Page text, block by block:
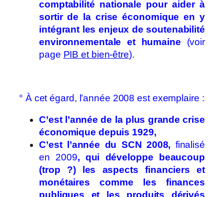
comptabilité nationale pour aider à
sortir de la crise économique en y
intégrant les enjeux de soutenabilité
environnementale et humaine (voir
page PIB et bien-être).
° À cet égard, l’année 2008 est exemplaire :
C’est l’année de la plus grande crise
économique depuis 1929,
C’est l’année du SCN 2008, finalisé
en 2009, qui développe beaucoup
(trop ?) les aspects financiers et
monétaires comme les finances